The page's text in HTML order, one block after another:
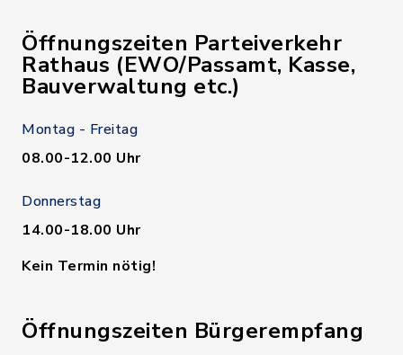
Öffnungszeiten Parteiverkehr
Rathaus (EWO/Passamt, Kasse,
Bauverwaltung etc.)
Montag - Freitag
08.00-12.00 Uhr
Donnerstag
14.00-18.00 Uhr
Kein Termin nötig!
Öffnungszeiten Bürgerempfang